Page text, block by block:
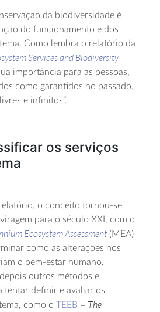
da biodiversidade é
do funcionamento e dos
Como lembra o relatório da
Services and Biodiversity
importância para as pessoas,
como garantidos no passado,
e infinitos”.
os serviços
o conceito tornou-se
para o século XXI, com o
Ecosystem Assessment(MEA)
como as alterações nos
o bem-estar humano.
outros métodos e
tentar definir e avaliar os
como o TEEB – The